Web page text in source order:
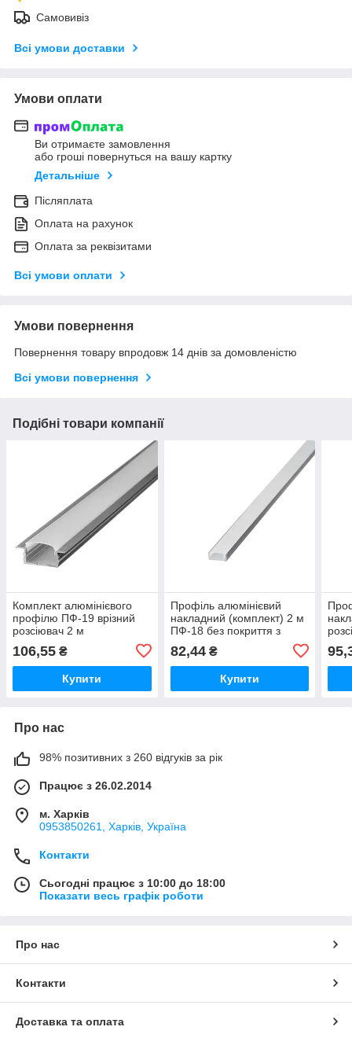
Самовивіз
Всі умови доставки
Умови оплати
Ви отримаєте замовлення
або гроші повернуться на вашу картку
Детальніше
Післяплата
Оплата на рахунок
Оплата за реквізитами
Всі умови оплати
Умови повернення
Повернення товару впродовж 14 днів за домовленістю
Всі умови повернення
Подібні товари компанії
Комплект алюмінієвого
профілю ПФ-19 врізний
розсіювач 2 м
106,55 ₴
Купити
Профіль алюмінієвий
накладний (комплект) 2 м
ПФ-18 без покриття з
розсіювачем
82,44₴
Купити
Про нас
98% позитивних з 260 відгуків за рік
Працює з 26.02.2014
м. Харків
0953850261, Харків, Україна
Контакти
Сьогодні працює з 10:00 до 18:00
Показати весь графік роботи
Про нас
Контакти
Доставка та оплата